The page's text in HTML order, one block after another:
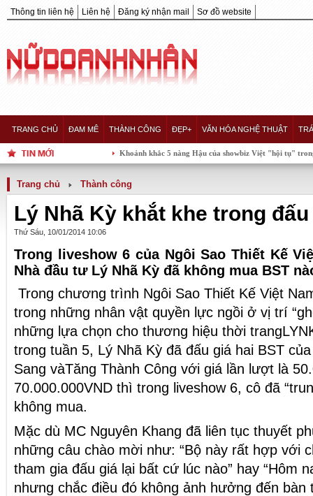
Thông tin liên hệ Liên hệ Đăng ký nhận mail Sơ đồ website
TRANG CHỦ ĐAM MÊ THÀNH CÔNG ĐẸP+ VĂN HÓA NGHỆ THUẬT
Khoảnh khắc 5 nàng Hậu của showbiz Việt "hội tụ" trong một
Trang chủ Thành công
Lý Nhã Kỳ khắt khe trong
Thứ Sáu, 10/01/2014 10:06
Trong liveshow 6 của Ngôi Sao Thiết Kế
Nhà đầu tư Lý Nhã Kỳ đã không mua BST
Trong chương trình Ngôi Sao Thiết Kế Việt
trong những nhân vật quyền lực ngồi ở vị trí
những lựa chọn cho thương hiệu thời
trong tuần 5, Lý Nhã Kỳ đã đấu giá hai BST
Sang vàTăng Thành Công với giá lần lượt là
70.000.000VND thì trong liveshow 6, cô đã
không mua.
Mặc dù MC Nguyên Khang đã liên tục thuyết
những câu chào mời như: “Bộ này rất hợp với
tham gia đấu giá lại bất cứ lúc nào” hay “Hôm
nhưng chắc điều đó không ảnh hưởng đến bàn